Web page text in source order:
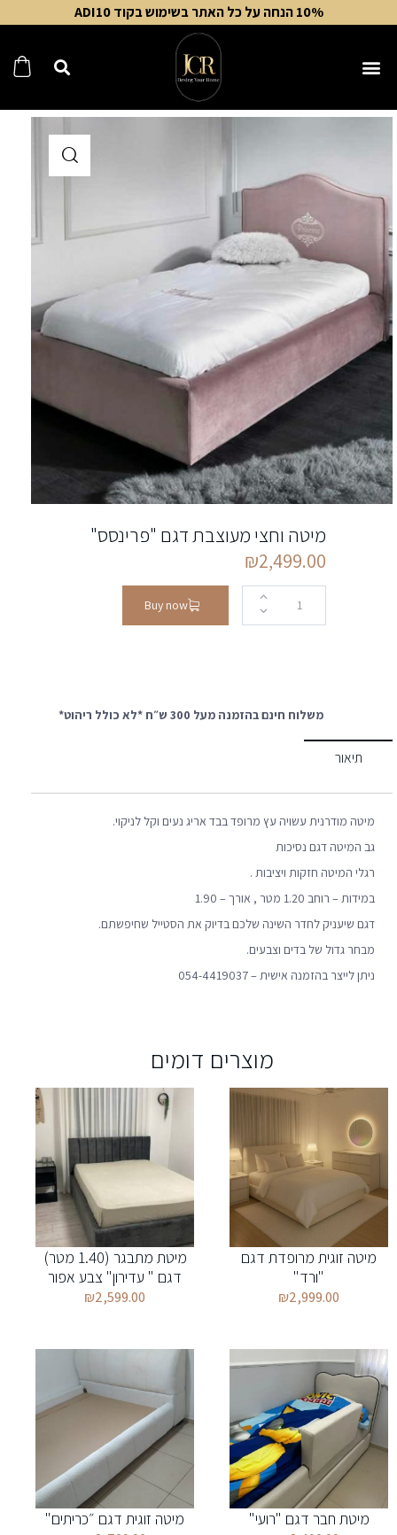
10% הנחה על כל האתר בשימוש בקוד ADI10
מיטה וחצי מעוצבת דגם "פרינסס"
₪2,499.00
Buy now
משלוח חינם בהזמנה מעל 300 ש״ח *לא כולל ריהוט*
תיאור
מיטה מודרנית עשויה עץ מרופד בבד אריג נעים וקל לניקוי.
גב המיטה דגם נסיכות
רגלי המיטה חזקות ויציבות .
במידות – רוחב 1.20 מטר , אורך – 1.90
דגם שיעניק לחדר השינה שלכם בדיוק את הסטייל שחיפשתם.
מבחר גדול של בדים וצבעים.
ניתן לייצר בהזמנה אישית – 054-4419037
מוצרים דומים
מיטה זוגית מרופדת דגם
"ורד"
₪2,999.00
מיטת מתבגר (1.40 מטר)
דגם " עדירון" צבע אפור
₪2,599.00
מיטת חבר דגם "רועי" מיטה זוגית דגם ״כריתים"